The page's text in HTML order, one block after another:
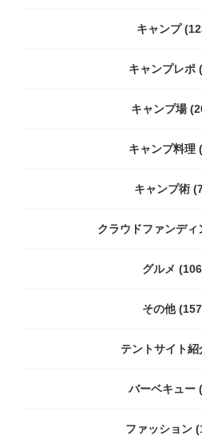
キャンプ
キャンプレポ
キャンプ場
キャンプ料理
キャンプ術
クラウドファンディ
グルメ
その他
テントサイト紹
バーベキュー
ファッション